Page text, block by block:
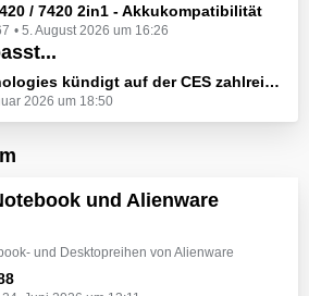
/ 7420 2in1 - Akkukompatibilität
5. August 2026 um 16:26
kündigt auf der CES zahlreiche Alienware-Neuheiten an
2026 um 18:50
und Alienware
und Desktopreihen von Alienware